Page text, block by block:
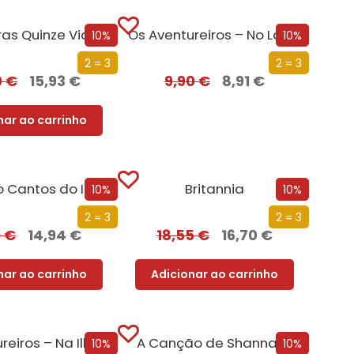
10%
2 = 3
As Primeiras Quinze Vidas de Harry August
€ 15,93 €
ao carrinho
10%
2 = 3
Os Aventureiros – No Labirinto Perdido
9,90€ 8,91 €
10%
2 = 3
Os Quatro Cantos do Império
€ 14,94 €
ao carrinho
10%
2 = 3
Britannia
18,55€ 16,70 €
Adicionar ao carrinho
10%
Os Aventureiros – Na Ilha Misteriosa
10%
A Canção de Shannara